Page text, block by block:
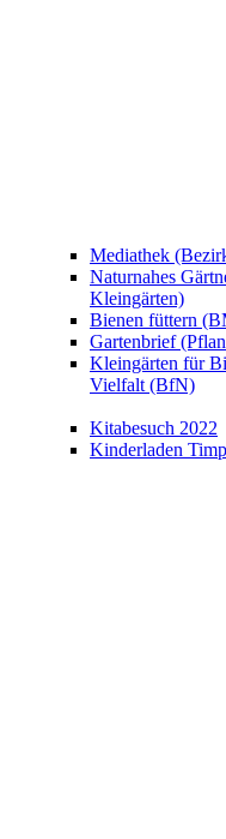
Mediathek
Naturnahes
Kleingärten)
Bienen füttern
Gartenbrief
Kleingärten für
Vielfalt (BfN)
Kitabesuch 2022
Kinderladen